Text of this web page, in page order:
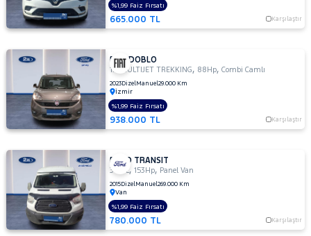
665.000 TL Karşılaştır
%1,99 Faiz Fırsatı
FIAT DOBLO
1.6 MULTIJET TREKKING, 88Hp,Combi Camlı
2023DizelManuel29.000 Km
İzmir
938.000 TL Karşılaştır
%1,99 Faiz Fırsatı
FORD TRANSIT
350 L,153Hp, Panel Van
2015DizelManuel269.000 Km
Van
780.000 TL Karşılaştır
%1,99 Faiz Fırsatı